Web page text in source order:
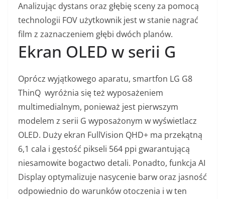
Analizując dystans oraz głębię sceny za pomocą
technologii FOV użytkownik jest w stanie nagrać
film z zaznaczeniem głębi dwóch planów.
Ekran OLED w serii G
Oprócz wyjątkowego aparatu, smartfon LG G8
ThinQ wyróżnia się też wyposażeniem
multimedialnym, ponieważ jest pierwszym
modelem z serii G wyposażonym w wyświetlacz
OLED. Duży ekran FullVision QHD+ ma przekątną
6,1 cala i gęstość pikseli 564 ppi gwarantującą
niesamowite bogactwo detali. Ponadto, funkcja AI
Display optymalizuje nasycenie barw oraz jasność
odpowiednio do warunków otoczenia i w ten